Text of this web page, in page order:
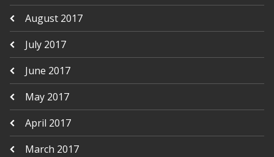
August 2017
July 2017
June 2017
May 2017
April 2017
March 2017